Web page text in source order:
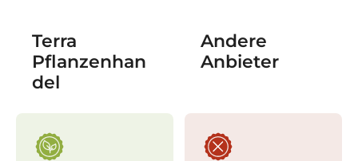
Terra
Pflanzenhan
del
Andere
Anbieter